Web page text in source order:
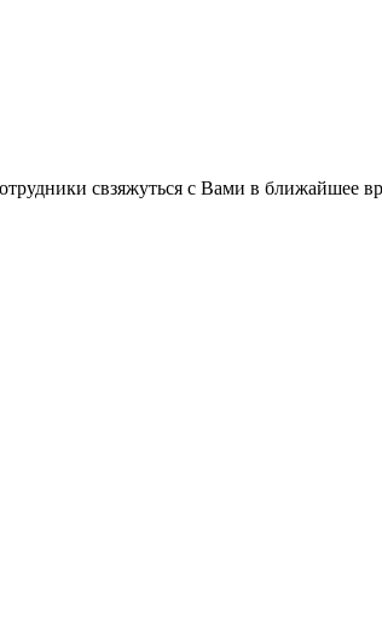
свзяжуться с Вами в ближайшее